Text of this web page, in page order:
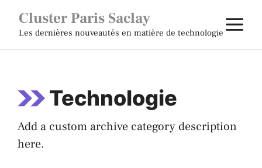
Cluster Paris Saclay
Les dernières nouveautés en matière de technologie
Technologie
Add a custom archive category description
here.